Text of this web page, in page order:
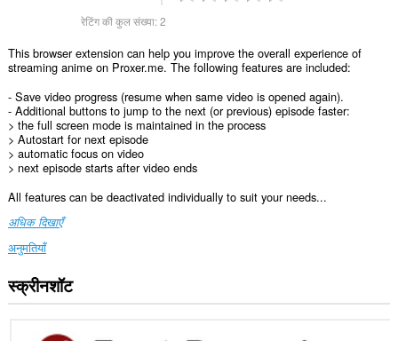
रेटिंग की कुल संख्या:2
This browser extension can help you improve the overall experience of
streaming anime on Proxer.me. The following features are included:
- Save video progress (resume when same video is opened again).
- Additional buttons to jump to the next (or previous) episode faster:
> the full screen mode is maintained in the process
> Autostart for next episode
> automatic focus on video
> next episode starts after video ends
All features can be deactivated individually to suit your needs...
अधिक दिखाएँ
अनुमतियाँ
यह
एक्सटेंशन
स्क्रीनशॉट